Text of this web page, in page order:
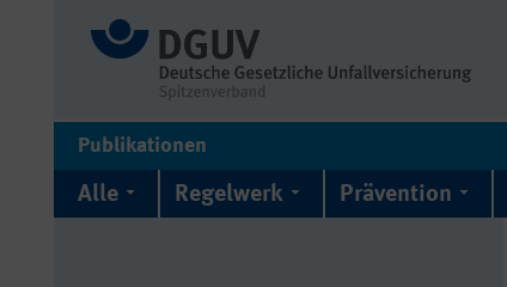
Publikationen
Alle Regelwerk Prävention